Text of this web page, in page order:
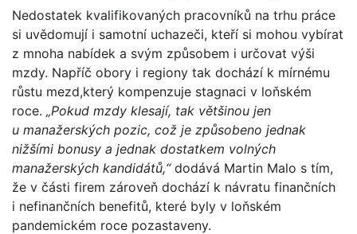
Nedostatek kvalifikovaných pracovníků na trhu práce
si uvědomují i samotní uchazeči, kteří si mohou vybírat
z mnoha nabídek a svým způsobem i určovat výši
mzdy. Napříč obory i regiony tak dochází k mírnému
růstu mezd,který kompenzuje stagnaci v loňském
roce. „Pokud mzdy klesají, tak většinou jen
u manažerských pozic, což je způsobeno jednak
nižšími bonusy a jednak dostatkem volných
manažerských kandidátů,“ dodává Martin Malo s tím,
že v části firem zároveň dochází k návratu finančních
i nefinančních benefitů, které byly v loňském
pandemickém roce pozastaveny.